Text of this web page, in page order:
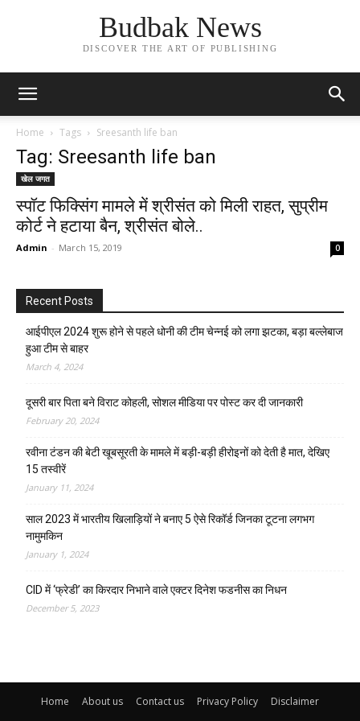
Budbak News
DISCOVER THE ART OF PUBLISHING
Home Tags Sreesanth life ban
Tag: Sreesanth life ban
खेल जगत
स्पॉट फिक्सिंग मामले में श्रीसंत को मिली राहत, सुप्रीम
कोर्ट ने हटाया बैन, श्रीसंत बोले..
Admin - March 15, 2019 0
Recent Posts
आईपीएल 2024 शुरू होने से पहले धोनी की टीम चेन्नई को लगा झटका, बड़ा बल्लेबाज
हुआ टीम से बाहर
March 4, 2024
दूसरी बार‌ पिता बने विराट कोहली, सोशल मीडिया पर पोस्ट कर दी‌ जानकारी
February 20, 2024
रवीना टंडन की बेटी खूबसूरती के मामले में बड़ी-बड़ी हीरोइनों को देती है मात, देखिए
15 तस्वीरें
January 11, 2024
साल 2023 में भारतीय खिलाड़ियों ने बनाए 5 ऐसे रिकॉर्ड जिनका टूटना लगभग
नामुमकिन
January 1, 2024
CID में ‘फ्रेडी’ का किरदार निभाने वाले एक्टर दिनेश फडनीस का निधन
December 5, 2023
Home About us Contact us Privacy Policy Disclaimer